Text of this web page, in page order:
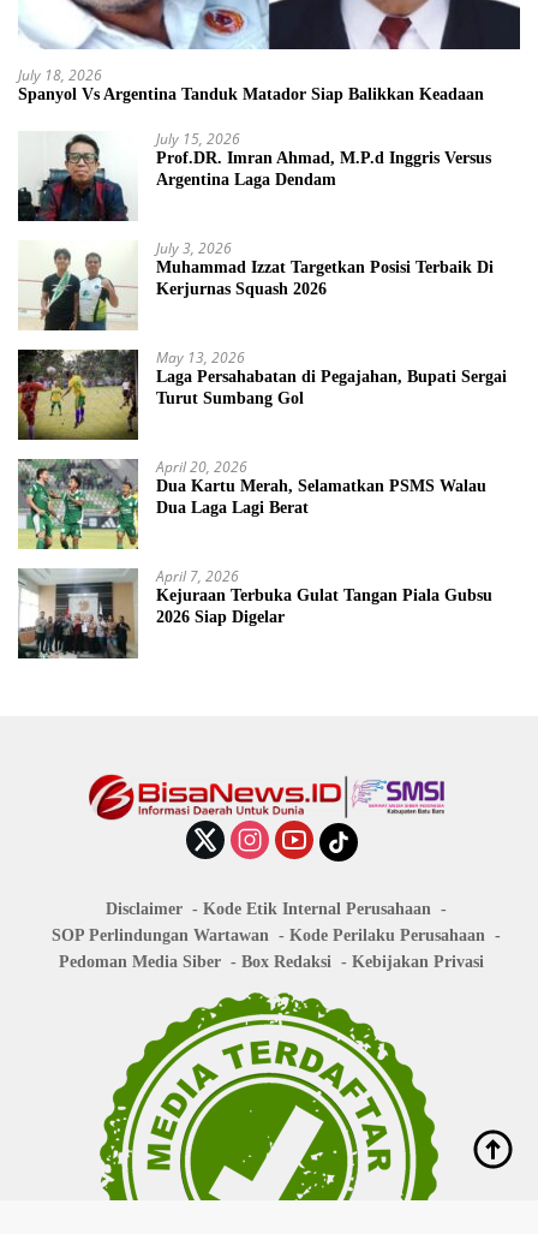
July 18, 2026
Spanyol Vs Argentina Tanduk Matador Siap Balikkan Keadaan
July 15, 2026
Prof.DR. Imran Ahmad, M.P.d Inggris Versus
Argentina Laga Dendam
July 3, 2026
Muhammad Izzat Targetkan Posisi Terbaik Di
Kerjurnas Squash 2026
May 13, 2026
Laga Persahabatan di Pegajahan, Bupati Sergai
Turut Sumbang Gol
April 20, 2026
Dua Kartu Merah, Selamatkan PSMS Walau
Dua Laga Lagi Berat
April 7, 2026
Kejuraan Terbuka Gulat Tangan Piala Gubsu
2026 Siap Digelar
Disclaimer
Kode Etik Internal Perusahaan
SOP Perlindungan Wartawan
Kode Perilaku Perusahaan
Pedoman Media Siber
Box Redaksi Kebijakan Privasi